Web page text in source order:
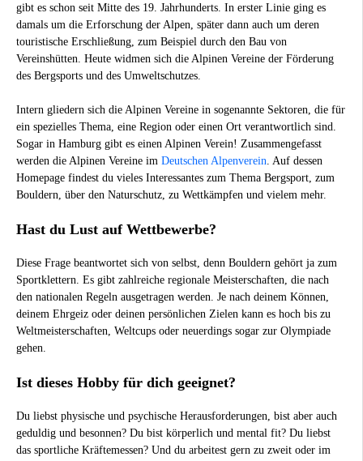
gibt es schon seit Mitte des 19. Jahrhunderts. In erster Linie ging es
damals um die Erforschung der Alpen, später dann auch um deren
touristische Erschließung, zum Beispiel durch den Bau von
Vereinshütten. Heute widmen sich die Alpinen Vereine der Förderung
des Bergsports und des Umweltschutzes.
Intern gliedern sich die Alpinen Vereine in sogenannte Sektoren, die für
ein spezielles Thema, eine Region oder einen Ort verantwortlich sind.
Sogar in Hamburg gibt es einen Alpinen Verein! Zusammengefasst
werden die Alpinen Vereine im Deutschen Alpenverein . Auf dessen
Homepage findest du vieles Interessantes zum Thema Bergsport, zum
Bouldern, über den Naturschutz, zu Wettkämpfen und vielem mehr.
Hast du Lust auf Wettbewerbe?
Diese Frage beantwortet sich von selbst, denn Bouldern gehört ja zum
Sportklettern. Es gibt zahlreiche regionale Meisterschaften, die nach
den nationalen Regeln ausgetragen werden. Je nach deinem Können,
deinem Ehrgeiz oder deinen persönlichen Zielen kann es hoch bis zu
Weltmeisterschaften, Weltcups oder neuerdings sogar zur Olympiade
gehen.
Ist dieses Hobby für dich geeignet?
Du liebst physische und psychische Herausforderungen, bist aber auch
geduldig und besonnen? Du bist körperlich und mental fit? Du liebst
das sportliche Kräftemessen? Und du arbeitest gern zu zweit oder im